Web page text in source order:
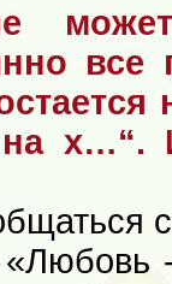
все
х…“.
«Любовь